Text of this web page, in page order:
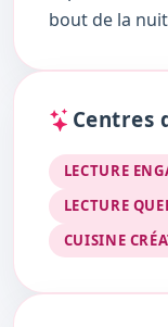
bout de la
Centres
LECTURE
LECTURE
CUISINE